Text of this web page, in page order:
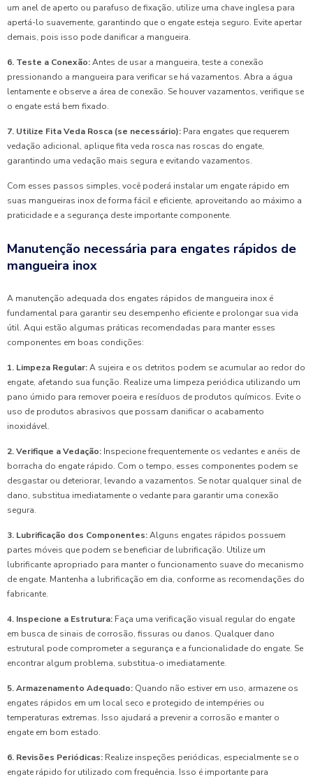
um anel de aperto ou parafuso de fixação, utilize uma chave inglesa para
apertá-lo suavemente, garantindo que o engate esteja seguro. Evite apertar
demais, pois isso pode danificar a mangueira.
6. Teste a Conexão:Antes de usar a mangueira, teste a conexão
pressionando a mangueira para verificar se há vazamentos. Abra a água
lentamente e observe a área de conexão. Se houver vazamentos, verifique se
o engate está bem fixado.
7. Utilize Fita Veda Rosca (se necessário): Para engates que requerem
vedação adicional, aplique fita veda rosca nas roscas do engate,
garantindo uma vedação mais segura e evitando vazamentos.
Com esses passos simples, você poderá instalar um engate rápido em
suas mangueiras inox de forma fácil e eficiente, aproveitando ao máximo a
praticidade e a segurança deste importante componente.
Manutenção necessária para engates rápidos de
mangueira inox
A manutenção adequada dos engates rápidos de mangueira inox é
fundamental para garantir seu desempenho eficiente e prolongar sua vida
útil. Aqui estão algumas práticas recomendadas para manter esses
componentes em boas condições:
1. Limpeza Regular:A sujeira e os detritos podem se acumular ao redor do
engate, afetando sua função. Realize uma limpeza periódica utilizando um
pano úmido para remover poeira e resíduos de produtos químicos. Evite o
uso de produtos abrasivos que possam danificar o acabamento
inoxidável.
2. Verifique a Vedação: Inspecione frequentemente os vedantes e anéis de
borracha do engate rápido. Com o tempo, esses componentes podem se
desgastar ou deteriorar, levando a vazamentos. Se notar qualquer sinal de
dano, substitua imediatamente o vedante para garantir uma conexão
segura.
3. Lubrificação dos Componentes:Alguns engates rápidos possuem
partes móveis que podem se beneficiar de lubrificação. Utilize um
lubrificante apropriado para manter o funcionamento suave do mecanismo
de engate. Mantenha a lubrificação em dia, conforme as recomendações do
fabricante.
4. Inspecione a Estrutura: Faça uma verificação visual regular do engate
em busca de sinais de corrosão, fissuras ou danos. Qualquer dano
estrutural pode comprometer a segurança e a funcionalidade do engate. Se
encontrar algum problema, substitua-o imediatamente.
5. Armazenamento Adequado: Quando não estiver em uso, armazene os
engates rápidos em um local seco e protegido de intempéries ou
temperaturas extremas. Isso ajudará a prevenir a corrosão e manter o
engate em bom estado.
6. Revisões Periódicas: Realize inspeções periódicas, especialmente se o
engate rápido for utilizado com frequência. Isso é importante para